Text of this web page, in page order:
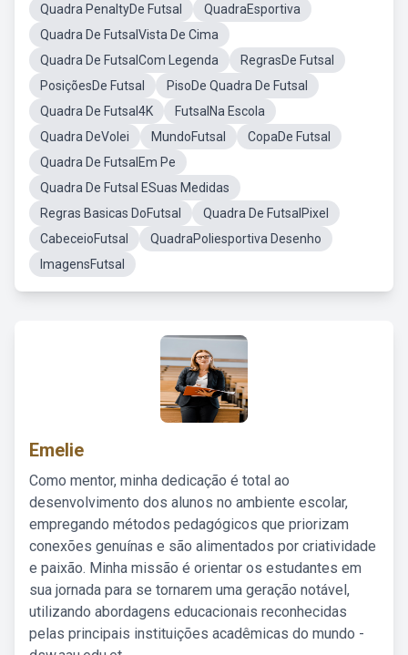
Quadra PenaltyDe Futsal
QuadraEsportiva
Quadra De FutsalVista De Cima
Quadra De FutsalCom Legenda
RegrasDe Futsal
PosiçõesDe Futsal
PisoDe Quadra De Futsal
Quadra De Futsal4K
FutsalNa Escola
Quadra DeVolei
MundoFutsal
CopaDe Futsal
Quadra De FutsalEm Pe
Quadra De Futsal ESuas Medidas
Regras Basicas DoFutsal
Quadra De FutsalPixel
CabeceioFutsal
QuadraPoliesportiva Desenho
ImagensFutsal
Emelie
Como mentor, minha dedicação é total ao
desenvolvimento dos alunos no ambiente escolar,
empregando métodos pedagógicos que priorizam
conexões genuínas e são alimentados por criatividade
e paixão. Minha missão é orientar os estudantes em
sua jornada para se tornarem uma geração notável,
utilizando abordagens educacionais reconhecidas
pelas principais instituições acadêmicas do mundo -